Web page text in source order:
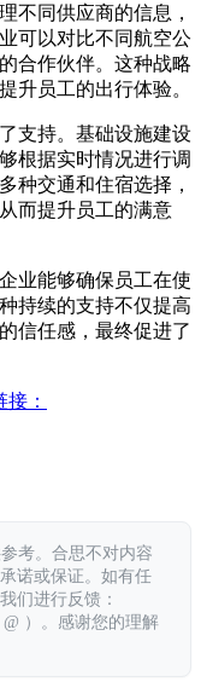
不同供应商的信息，
可以对比不同航空公
合作伙伴。这种战略
升员工的出行体验。
支持。基础设施建设
根据实时情况进行调
种交通和住宿选择，
而提升员工的满意
业能够确保员工在使
持续的支持不仅提高
信任感，最终促进了
：
考。合思不对内容
诺或保证。如有任
们进行反馈：
@ ）。感谢您的理解